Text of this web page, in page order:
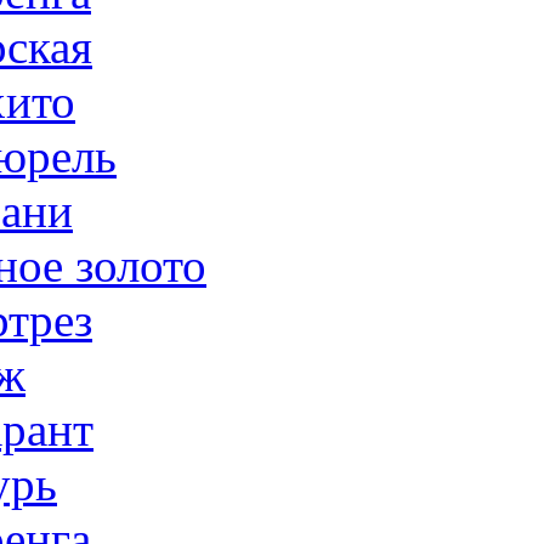
золото